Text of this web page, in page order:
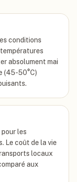
conditions
absolument mai
(45-50°C)
les
Le coût de la vie
locaux
aux